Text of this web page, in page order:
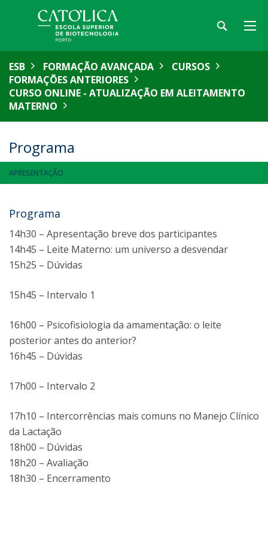
ESB FORMAÇÃO AVANÇADA
CURSOS
FORMAÇÕES ANTERIORES
CURSO ONLINE - ATUALIZAÇÃO EM ALEITAMENTO
MATERNO
Programa
APRESENTAÇÃO
Programa
14h30 – Apresentação breve dos participantes
14h45 – Leite Materno: um universo a desvendar
15h25 – Dúvidas
15h45 – Intervalo 1
16h00 – Psicofisiologia da amamentação: o leite
posterior antes do anterior?
16h45 – Dúvidas
17h00 – Intervalo 2
17h10 – Intercorrências mais comuns no Manejo Clínico
da Lactação
18h00 – Dúvidas
18h20 – Avaliação
18h30 – Encerramento